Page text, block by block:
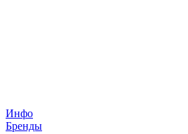
Инфо
Бренды